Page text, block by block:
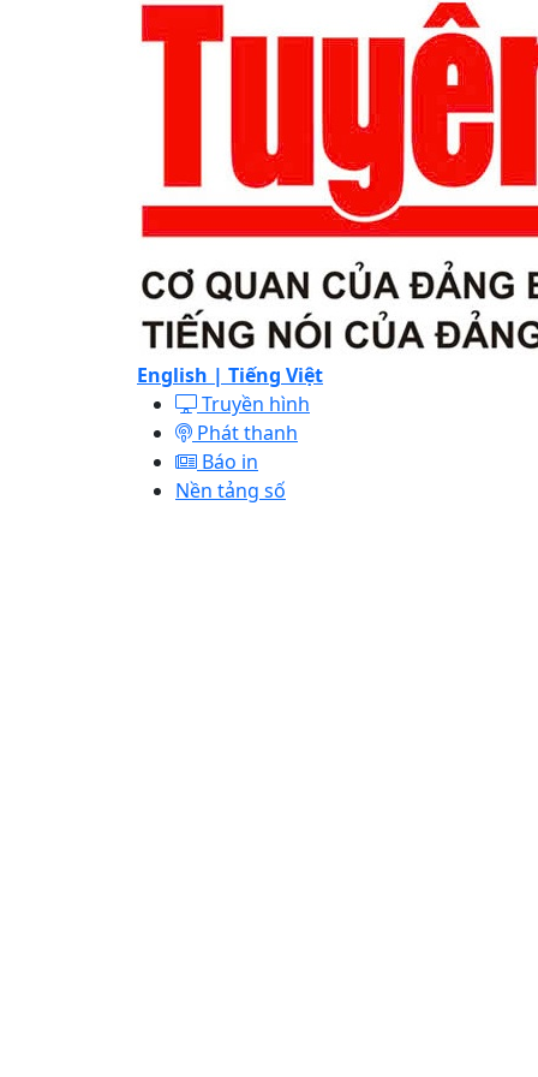
English | Tiếng Việt
Truyền hình
Phát thanh
Báo in
Nền tảng số